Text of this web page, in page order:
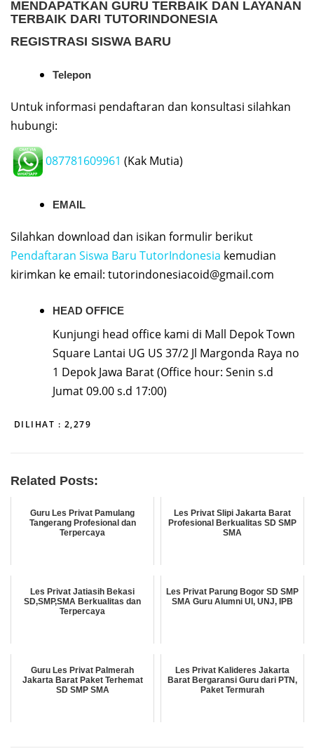
MENDAPATKAN GURU TERBAIK DAN LAYANAN
TERBAIK DARI TUTORINDONESIA
REGISTRASI SISWA BARU
Telepon
Untuk informasi pendaftaran dan konsultasi silahkan
hubungi:
087781609961 (Kak Mutia)
EMAIL
Silahkan download dan isikan formulir berikut
Pendaftaran Siswa Baru TutorIndonesia kemudian
kirimkan ke email: tutorindonesiacoid@gmail.com
HEAD OFFICE
Kunjungi head office kami di Mall Depok Town
Square Lantai UG US 37/2 Jl Margonda Raya no
1 Depok Jawa Barat (Office hour: Senin s.d
Jumat 09.00 s.d 17:00)
DILIHAT : 2,279
Related Posts:
Guru Les Privat Pamulang
Tangerang Profesional dan
Terpercaya
Les Privat Slipi Jakarta Barat
Profesional Berkualitas SD SMP
SMA
Les Privat Jatiasih Bekasi
SD,SMP,SMA Berkualitas dan
Terpercaya
Les Privat Parung Bogor SD SMP
SMA Guru Alumni UI, UNJ, IPB
Guru Les Privat Palmerah
Jakarta Barat Paket Terhemat
SD SMP SMA
Les Privat Kalideres Jakarta
Barat Bergaransi Guru dari PTN,
Paket Termurah